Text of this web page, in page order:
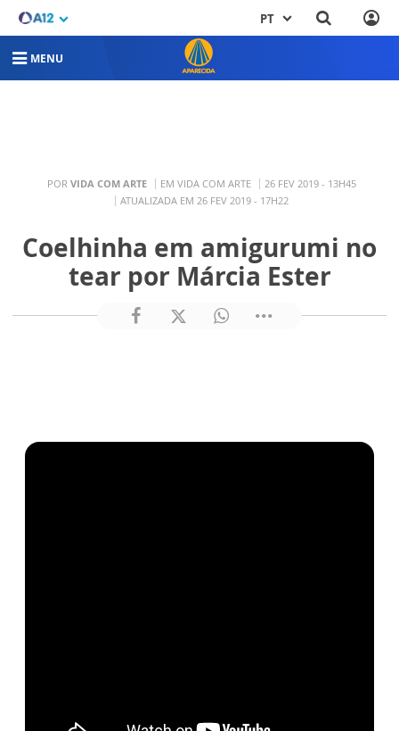
PT
MENU
POR VIDA COM ARTE EM VIDA COM ARTE
26 FEV 2019 - 13H45
ATUALIZADA EM 26 FEV 2019 - 17H22
Coelhinha em amigurumi no
tear por Márcia Ester